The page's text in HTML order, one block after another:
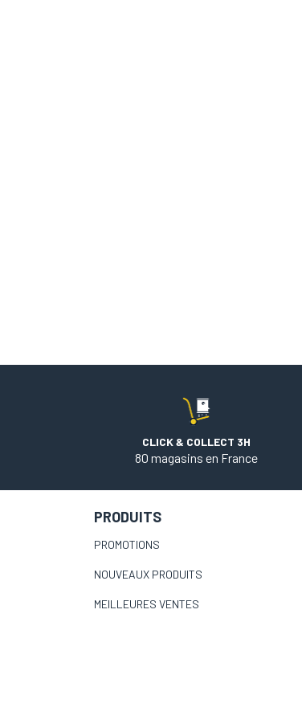
CLICK & COLLECT 3H
80 magasins en France
PRODUITS
PROMOTIONS
NOUVEAUX PRODUITS
MEILLEURES VENTES